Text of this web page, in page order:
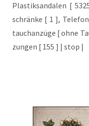
Plas­tik­san­da­len [
schrän­ke [ 1 ],
tauch­an­zü­ge [ ohne
zun­gen [ 155 ] | stop |